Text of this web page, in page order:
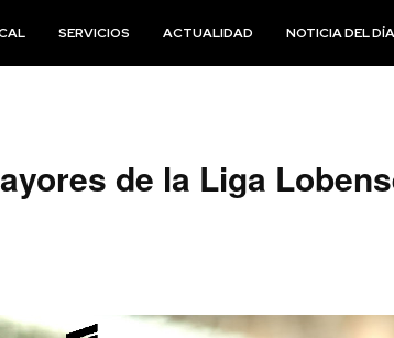
SERVICIOS ACTUALIDAD NOTICIA DEL DÍA
de la Liga